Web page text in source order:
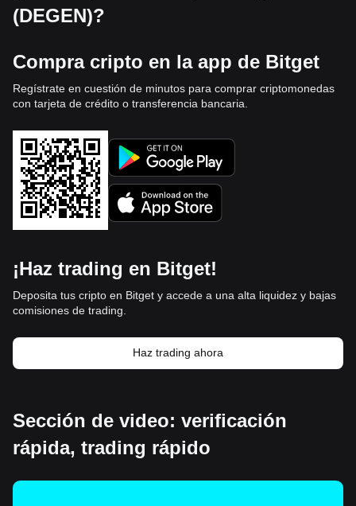
(DEGEN)?
Compra cripto en la app de Bitget
Regístrate en cuestión de minutos para comprar criptomonedas
con tarjeta de crédito o transferencia bancaria.
¡Haz trading en Bitget!
Deposita tus cripto en Bitget y accede a una alta liquidez y bajas
comisiones de trading.
Haz trading ahora
Sección de video: verificación
rápida, trading rápido